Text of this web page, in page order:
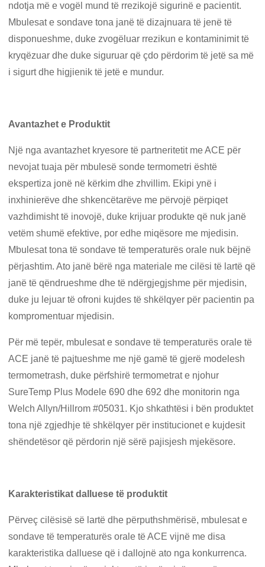
ndotja më e vogël mund të rrezikojë sigurinë e pacientit.
Mbulesat e sondave tona janë të dizajnuara të jenë të
disponueshme, duke zvogëluar rrezikun e kontaminimit të
kryqëzuar dhe duke siguruar që çdo përdorim të jetë sa më
i sigurt dhe higjienik të jetë e mundur.
Avantazhet e Produktit
Një nga avantazhet kryesore të partneritetit me ACE për
nevojat tuaja për mbulesë sonde termometri është
ekspertiza jonë në kërkim dhe zhvillim. Ekipi ynë i
inxhinierëve dhe shkencëtarëve me përvojë përpiqet
vazhdimisht të inovojë, duke krijuar produkte që nuk janë
vetëm shumë efektive, por edhe miqësore me mjedisin.
Mbulesat tona të sondave të temperaturës orale nuk bëjnë
përjashtim. Ato janë bërë nga materiale me cilësi të lartë që
janë të qëndrueshme dhe të ndërgjegjshme për mjedisin,
duke ju lejuar të ofroni kujdes të shkëlqyer për pacientin pa
kompromentuar mjedisin.
Për më tepër, mbulesat e sondave të temperaturës orale të
ACE janë të pajtueshme me një gamë të gjerë modelesh
termometrash, duke përfshirë termometrat e njohur
SureTemp Plus Modele 690 dhe 692 dhe monitorin nga
Welch Allyn/Hillrom #05031. Kjo shkathtësi i bën produktet
tona një zgjedhje të shkëlqyer për institucionet e kujdesit
shëndetësor që përdorin një sërë pajisjesh mjekësore.
Karakteristikat dalluese të produktit
Përveç cilësisë së lartë dhe përputhshmërisë, mbulesat e
sondave të temperaturës orale të ACE vijnë me disa
karakteristika dalluese që i dallojnë ato nga konkurrenca.